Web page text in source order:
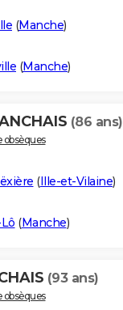
(Manche)
(Manche)
(86 ans)
(Ille-et-Vilaine)
(Manche)
(93 ans)